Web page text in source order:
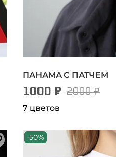
ПАНАМА С ПАТЧЕМ
1000 ₽ 2000 ₽
7 цветов
-50%